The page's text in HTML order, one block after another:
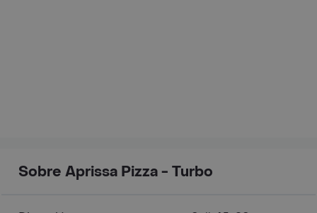
Sobre Aprissa Pizza - Turbo